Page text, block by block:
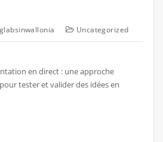
Uncategorized
en direct : une approche
tester et valider des idées en